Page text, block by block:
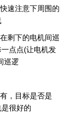
速注意下周围的
剩下的电机间巡
点点(让电机发
巡逻
，目标是否是
很好的